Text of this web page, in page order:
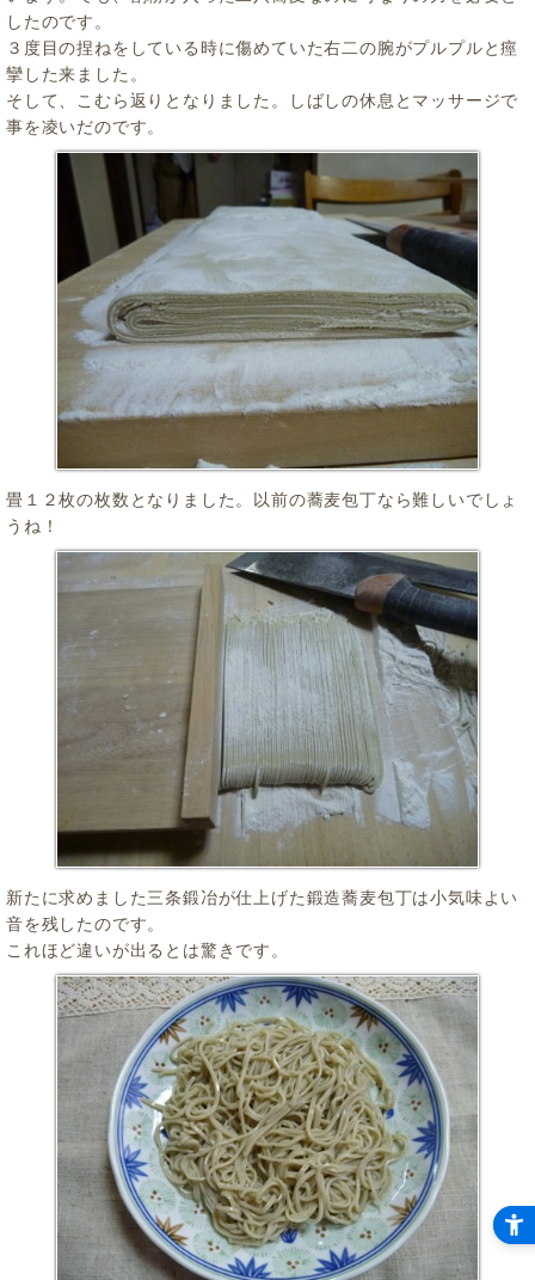
したのです。
３度目の捏ねをしている時に傷めていた右二の腕がプルプルと痙
攣した来ました。
そして、こむら返りとなりました。しばしの休息とマッサージで
事を凌いだのです。
畳１２枚の枚数となりました。以前の蕎麦包丁なら難しいでしょ
うね！
新たに求めました三条鍛冶が仕上げた鍛造蕎麦包丁は小気味よい
音を残したのです。
これほど違いが出るとは驚きです。